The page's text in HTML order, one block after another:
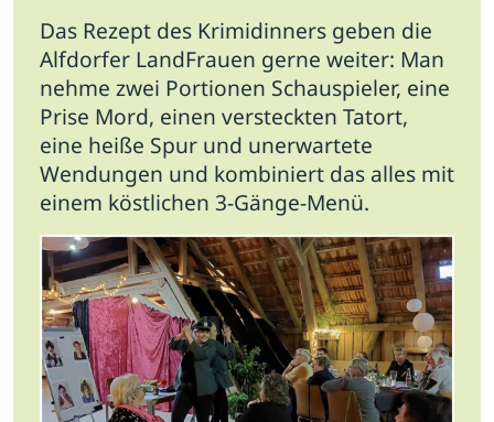
Das Rezept des Krimidinners geben die
Alfdorfer LandFrauen gerne weiter: Man
nehme zwei Portionen Schauspieler, eine
Prise Mord, einen versteckten Tatort,
eine heiße Spur und unerwartete
Wendungen und kombiniert das alles mit
einem köstlichen 3-Gänge-Menü.